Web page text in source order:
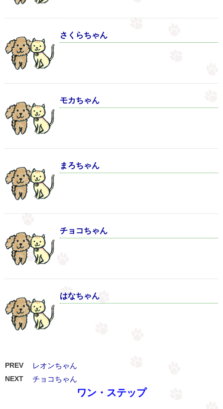
さくらちゃん
モカちゃん
まろちゃん
チョコちゃん
はなちゃん
PREV レオンちゃん
NEXT チョコちゃん
ワン・ステップ